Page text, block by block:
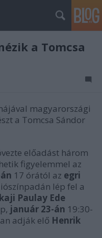
a Tomcsa
magyarországi
a Tomcsa Sándor
előadást három
figyelemmel az
17 órától az egri
lép fel a
Paulay Ede
január 23-án 19:30-
adják elő Henrik